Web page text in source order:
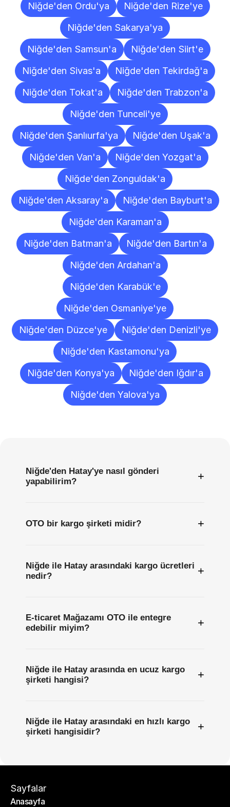
Niğde'den Ordu'ya
Niğde'den Rize'ye
Niğde'den Sakarya'ya
Niğde'den Samsun'a
Niğde'den Siirt'e
Niğde'den Sivas'a
Niğde'den Tekirdağ'a
Niğde'den Tokat'a
Niğde'den Trabzon'a
Niğde'den Tunceli'ye
Niğde'den Şanlıurfa'ya
Niğde'den Uşak'a
Niğde'den Van'a
Niğde'den Yozgat'a
Niğde'den Zonguldak'a
Niğde'den Aksaray'a
Niğde'den Bayburt'a
Niğde'den Karaman'a
Niğde'den Batman'a
Niğde'den Bartın'a
Niğde'den Ardahan'a
Niğde'den Karabük'e
Niğde'den Osmaniye'ye
Niğde'den Düzce'ye
Niğde'den Denizli'ye
Niğde'den Kastamonu'ya
Niğde'den Konya'ya
Niğde'den Iğdır'a
Niğde'den Yalova'ya
Niğde'den Hatay'ye nasıl gönderi
yapabilirim?
+
OTO bir kargo şirketi midir? +
Niğde ile Hatay arasındaki kargo ücretleri
nedir?
+
E-ticaret Mağazamı OTO ile entegre
edebilir miyim?
+
Niğde ile Hatay arasında en ucuz kargo
şirketi hangisi?
+
Niğde ile Hatay arasındaki en hızlı kargo
şirketi hangisidir?
+
Sayfalar
Anasayfa